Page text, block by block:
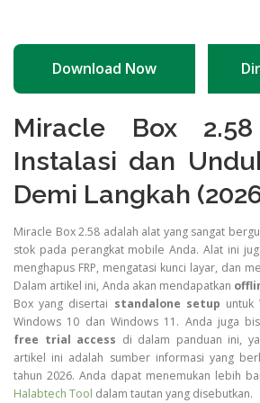
Download Now
Miracle Box
Instalasi dan
Demi Langkah
Miracle Box 2.58 adalah alat yang sangat
stok pada perangkat mobile Anda. Alat ini
menghapus FRP, mengatasi kunci layar, dan
Dalam artikel ini, Anda akan mendapatkan
Box yang disertai standalone setup untuk
Windows 10 dan Windows 11. Anda juga
free trial access di dalam panduan ini,
artikel ini adalah sumber informasi yang
tahun 2026. Anda dapat menemukan lebih
Halabtech Tool dalam tautan yang disebutkan.